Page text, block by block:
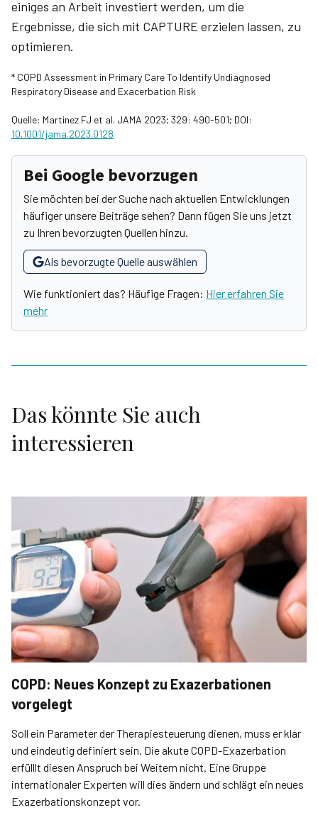
einiges an Arbeit investiert werden, um die
Ergebnisse, die sich mit CAPTURE erzielen lassen, zu
optimieren.
* COPD Assessment in Primary Care To Identify Undiagnosed
Respiratory Disease and Exacerbation Risk
Quelle: Martinez FJ et al. JAMA 2023; 329: 490-501; DOI:
10.1001/jama.2023.0128
Bei Google bevorzugen
Sie möchten bei der Suche nach aktuellen Entwicklungen
häufiger unsere Beiträge sehen? Dann fügen Sie uns jetzt
zu Ihren bevorzugten Quellen hinzu.
Als bevorzugte Quelle auswählen
Wie funktioniert das? Häufige Fragen: Hier erfahren Sie
mehr
Das könnte Sie auch
interessieren
COPD: Neues Konzept zu Exazerbationen
vorgelegt
Soll ein Parameter der Therapiesteuerung dienen, muss er klar
und eindeutig definiert sein. Die akute COPD-Exa­zerbation
erfülllt diesen Anspruch bei Weitem nicht. Eine Gruppe
internationaler Experten will dies ändern und schlägt ein neues
Exazerbationskonzept vor.